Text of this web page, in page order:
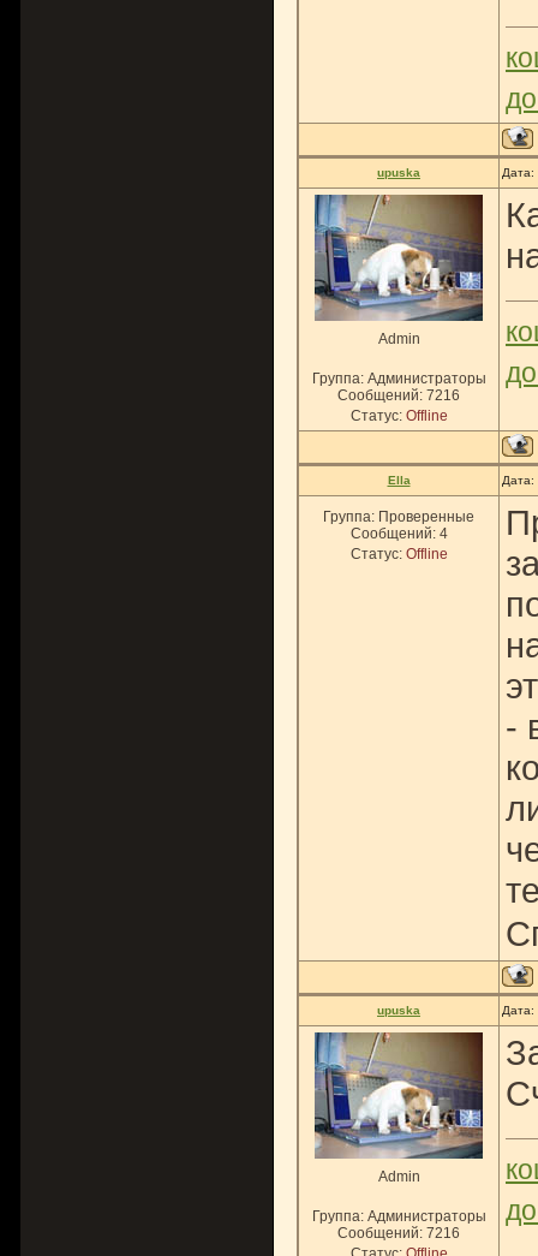
upuska Дата:
Admin
Группа: Администраторы
Сообщений: 7216
Статус: Offline
Ella
Группа: Проверенные
Сообщений: 4
Статус: Offline
-
upuska
Admin
Группа: Администраторы
Сообщений: 7216